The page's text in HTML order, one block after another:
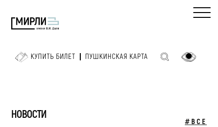
КУПИТЬ БИЛЕТ ПУШКИНСКАЯ КАРТА
НОВОСТИ
#ВСЕ